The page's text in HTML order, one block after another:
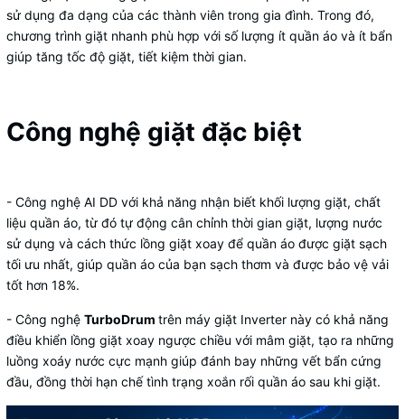
sử dụng đa dạng của các thành viên trong gia đình. Trong đó,
chương trình giặt nhanh phù hợp với số lượng ít quần áo và ít bẩn
giúp tăng tốc độ giặt, tiết kiệm thời gian.
Công nghệ giặt đặc biệt
- Công nghệ AI DD với khả năng nhận biết khối lượng giặt, chất
liệu quần áo, từ đó tự động cân chỉnh thời gian giặt, lượng nước
sử dụng và cách thức lồng giặt xoay để quần áo được giặt sạch
tối ưu nhất, giúp quần áo của bạn sạch thơm và được bảo vệ vải
tốt hơn 18%.
- Công nghệ TurboDrum trên máy giặt Inverter này có khả năng
điều khiển lồng giặt xoay ngược chiều với mâm giặt, tạo ra những
luồng xoáy nước cực mạnh giúp đánh bay những vết bẩn cứng
đầu, đồng thời hạn chế tình trạng xoắn rối quần áo sau khi giặt.